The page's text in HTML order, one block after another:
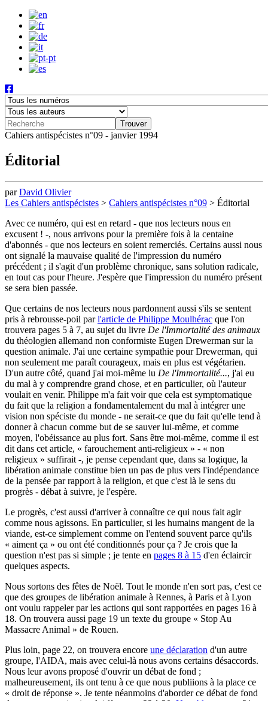
Cahiers antispécistes n°09 - janvier 1994
Éditorial
parDavid Olivier
Les Cahiers antispécistes > Cahiers antispécistes n°09 > Éditorial
Avec ce numéro, qui est en retard - que nos lecteurs nous en
excusent ! -, nous arrivons pour la première fois à la centaine
d'abonnés - que nos lecteurs en soient remerciés. Certains aussi nous
ont signalé la mauvaise qualité de l'impression du numéro
précédent ; il s'agit d'un problème chronique, sans solution radicale,
en tout cas pour l'heure. J'espère que l'impression du numéro présent
se sera bien passée.
Que certains de nos lecteurs nous pardonnent aussi s'ils se sentent
pris à rebrousse-poil parl'article de Philippe Moulhérac que l'on
trouvera pages 5 à 7, au sujet du livre De l'Immortalité des animaux
du théologien allemand non conformiste Eugen Drewerman sur la
question animale. J'ai une certaine sympathie pour Drewerman, qui
non seulement me paraît courageux, mais en plus est végétarien.
D'un autre côté, quand j'ai moi-même lu De l'Immortalité..., j'ai eu
du mal à y comprendre grand chose, et en particulier, où l'auteur
voulait en venir. Philippe m'a fait voir que cela est symptomatique
du fait que la religion a fondamentalement du mal à intégrer une
vision non spéciste du monde - ne serait-ce que du fait qu'elle tend à
donner à chacun comme but de se sauver lui-même, et comme
moyen, l'obéissance au plus fort. Sans être moi-même, comme il est
dit dans cet article, « farouchement anti-religieux » - « non
religieux » suffirait -, je pense cependant que, dans sa logique, la
libération animale constitue bien un pas de plus vers l'indépendance
de la pensée par rapport à la religion, et que c'est là le sens du
progrès - débat à suivre, je l'espère.
Le progrès, c'est aussi d'arriver à connaître ce qui nous fait agir
comme nous agissons. En particulier, si les humains mangent de la
viande, est-ce simplement comme on l'entend souvent parce qu'ils
« aiment ça » ou ont été conditionnés pour ça ? Je crois que la
question n'est pas si simple ; je tente en pages 8 à 15 d'en éclaircir
quelques aspects.
Nous sortons des fêtes de Noël. Tout le monde n'en sort pas, c'est ce
que des groupes de libération animale à Rennes, à Paris et à Lyon
ont voulu rappeler par les actions qui sont rapportées en pages 16 à
18. On trouvera aussi page 19 un texte du groupe « Stop Au
Massacre Animal » de Rouen.
Plus loin, page 22, on trouvera encore une déclaration d'un autre
groupe, l'AIDA, mais avec celui-là nous avons certains désaccords.
Nous leur avons proposé d'ouvrir un débat de fond ;
malheureusement, ils ont tenu à ce que nous publiions à la place ce
« droit de réponse ». Je tente néanmoins d'aborder ce débat de fond